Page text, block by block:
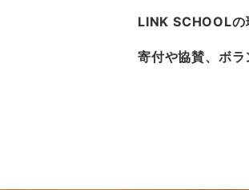
LINK SCHOOLの
寄付や協賛、ボラ